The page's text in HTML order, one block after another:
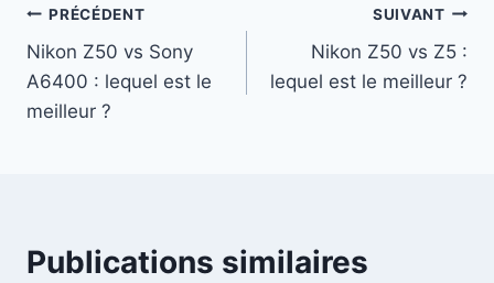
Navigation
de
l’article
PRÉCÉDENT
Nikon Z50 vs Sony
A6400 : lequel est le
meilleur ?
SUIVANT
Nikon Z50 vs Z5 :
lequel est le meilleur ?
Publications similaires